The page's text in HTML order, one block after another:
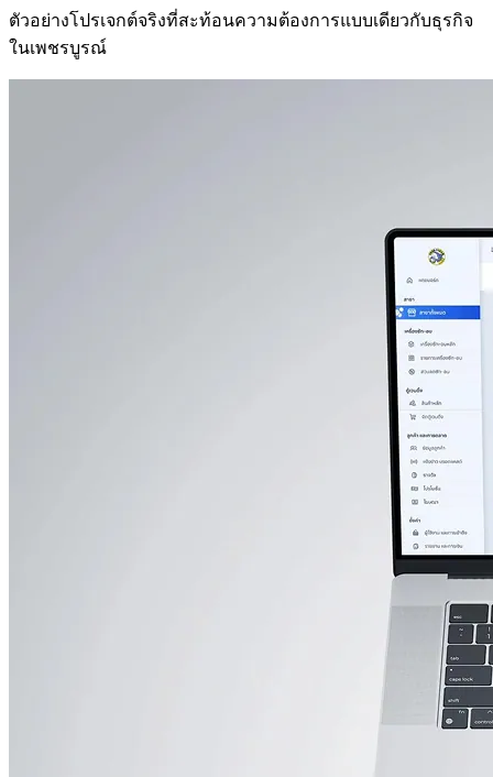
ตัวอย่างโปรเจกต์จริงที่สะท้อนความต้องการแบบเดียวกับธุรกิจ
ในเพชรบูรณ์